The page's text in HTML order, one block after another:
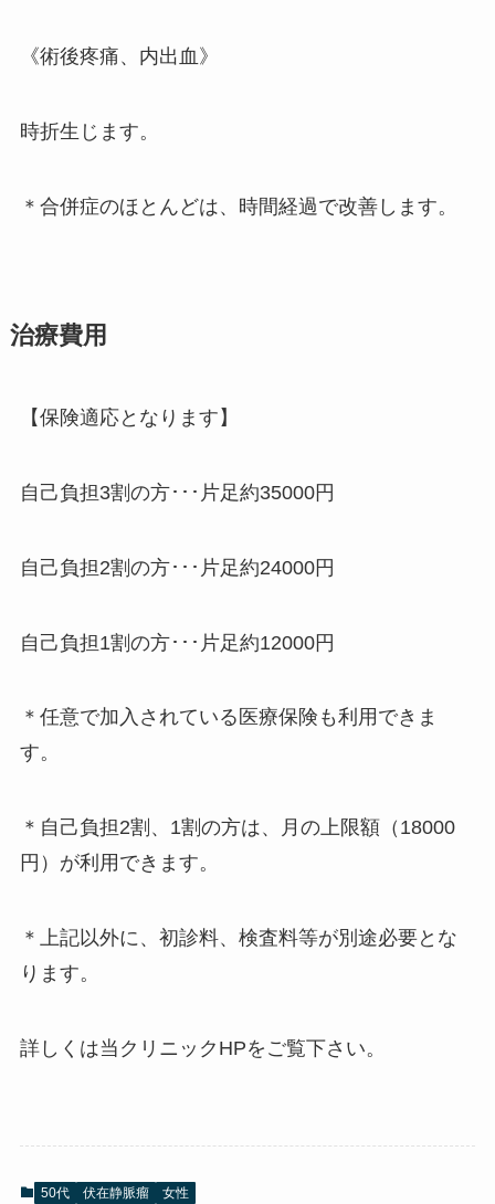
《術後疼痛、内出血》
時折生じます。
＊合併症のほとんどは、時間経過で改善します。
治療費用
【保険適応となります】
自己負担3割の方･･･片足約35000円
自己負担2割の方･･･片足約24000円
自己負担1割の方･･･片足約12000円
＊任意で加入されている医療保険も利用できま
す。
＊自己負担2割、1割の方は、月の上限額（18000
円）が利用できます。
＊上記以外に、初診料、検査料等が別途必要とな
ります。
詳しくは当クリニックHPをご覧下さい。
50代 伏在静脈瘤 女性